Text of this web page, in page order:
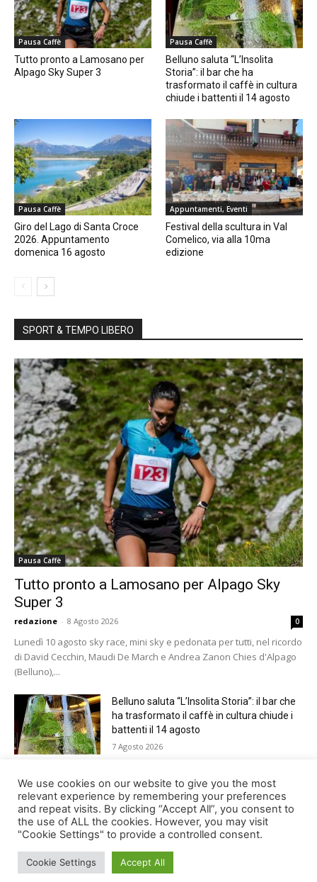
Pausa Caffè
Tutto pronto a Lamosano per
Alpago Sky Super 3
Pausa Caffè
Belluno saluta “L’Insolita
Storia”: il bar che ha
trasformato il caffè in cultura
chiude i battenti il 14 agosto
Pausa Caffè
Giro del Lago di Santa Croce
2026. Appuntamento
domenica 16 agosto
Appuntamenti, Eventi
Festival della scultura in Val
Comelico, via alla 10ma
edizione
SPORT & TEMPO LIBERO
Pausa Caffè
Tutto pronto a Lamosano per Alpago Sky
Super 3
redazione - 8 Agosto 2026 0
Lunedì 10 agosto sky race, mini sky e pedonata per tutti, nel ricordo
di David Cecchin, Maudi De March e Andrea Zanon Chies d'Alpago
(Belluno),...
Belluno saluta “L’Insolita Storia”: il bar che
ha trasformato il caffè in cultura chiude i
battenti il 14 agosto
7 Agosto 2026
Giro del Lago di Santa Croce 2026.
Appuntamento domenica 16 agosto
7 Agosto 2026
© Newspaper WordPress Theme by TagDiv
We use cookies on our website to give you the most
relevant experience by remembering your preferences
and repeat visits. By clicking “Accept All”, you consent to
the use of ALL the cookies. However, you may visit
"Cookie Settings" to provide a controlled consent.
Cookie Settings Accept All